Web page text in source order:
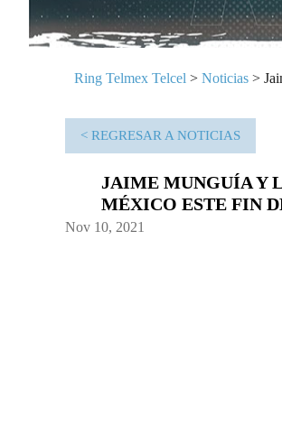
Ring Telmex Telcel > Noticias >
< REGRESAR A NOTICIAS
JAIME MUNGUÍA Y
MÉXICO ESTE FIN
Nov 10, 2021